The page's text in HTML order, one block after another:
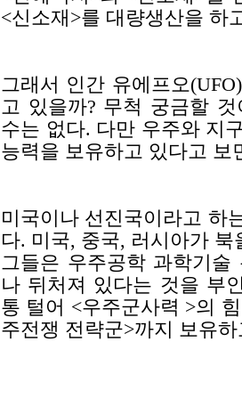
<신소재>를 대량생산을 하
그래서 인간 유에프오
고 있을까? 무척 궁금할
수는 없다. 다만 우주와 지
능력을 보유하고 있다고 보
미국이나 선진국이라고 하
다. 미국, 중국, 러시아가
그들은 우주공학 과학기
나 뒤처져 있다는 것을 부
통 털어 <우주군사력 >의
주전쟁 전략군>까지 보유